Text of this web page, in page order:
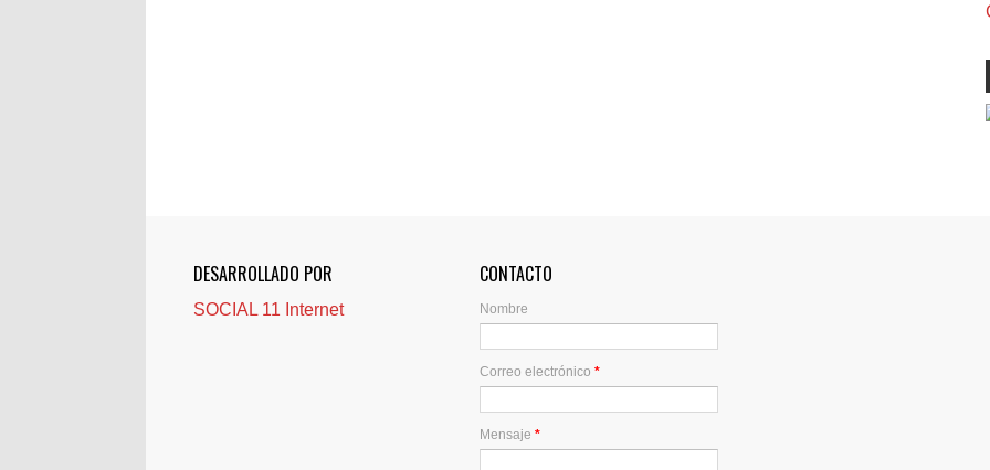
DESARROLLADO POR
SOCIAL 11 Internet
CONTACTO
Nombre
Correo electrónico*
Mensaje*